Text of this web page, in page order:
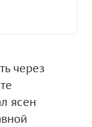
через
ясен